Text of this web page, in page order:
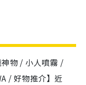
神物 / 小人噴霧 /
/ 好物推介】近